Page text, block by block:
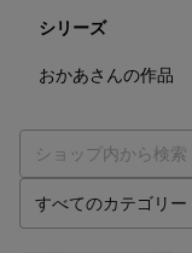
シリーズ
おかあさんの作品